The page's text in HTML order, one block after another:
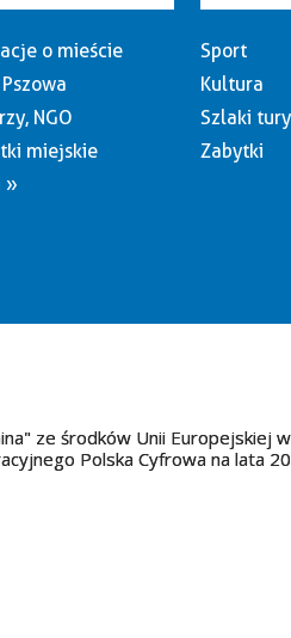
o mieście
NGO
miejskie
»
Sport
Kultura
Szlaki
Zabytki
ze środków Unii Europejskiej
Polska Cyfrowa na lata